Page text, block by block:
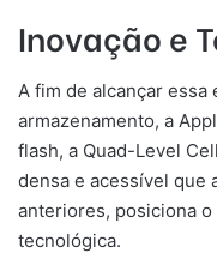
Inovação e
A fim de alcançar
armazenamento, a
flash, a Quad-Level
densa e acessível que
anteriores, posiciona o
tecnológica.